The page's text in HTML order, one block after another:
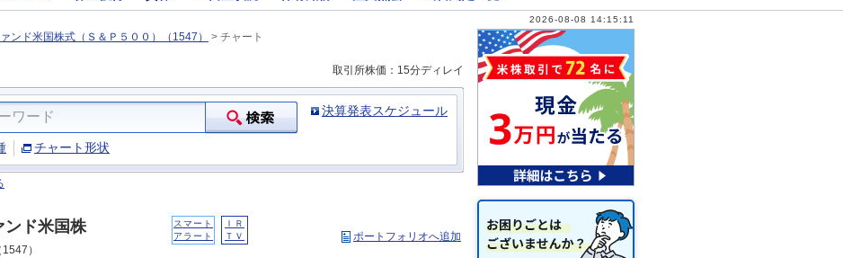
2026-08-08 14:15:11
ンド米国株式（Ｓ＆Ｐ５００）（1547） > チャート
取引所株価：15分ディレイ
決算発表スケジュール
チャート形状
ンド米国株
1547）
スマート
アラート
ＩＲ
ＴＶ
ポートフォリオへ追加